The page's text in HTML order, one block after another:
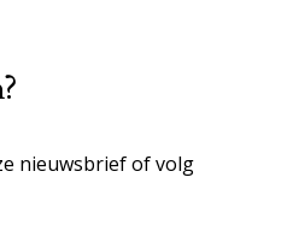
nieuwsbrief of volg